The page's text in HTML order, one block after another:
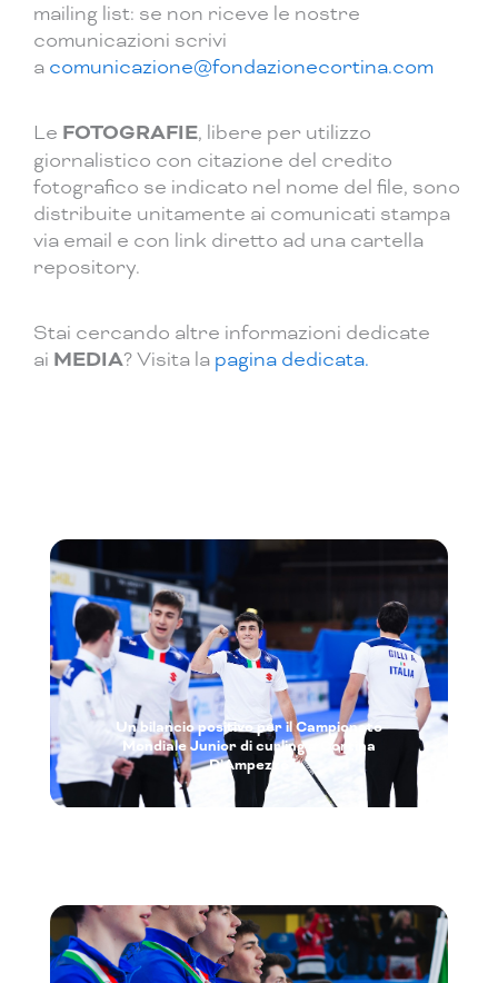
mailing list: se non riceve le nostre
comunicazioni scrivi
a comunicazione@fondazionecortina.com
Le FOTOGRAFIE, libere per utilizzo
giornalistico con citazione del credito
fotografico se indicato nel nome del file, sono
distribuite unitamente ai comunicati stampa
via email e con link diretto ad una cartella
repository.
Stai cercando altre informazioni dedicate
ai MEDIA? Visita la pagina dedicata.
Un bilancio positivo per il Campionato
Mondiale Junior di curling a Cortina
D’Ampezzo